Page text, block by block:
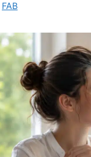
FAB